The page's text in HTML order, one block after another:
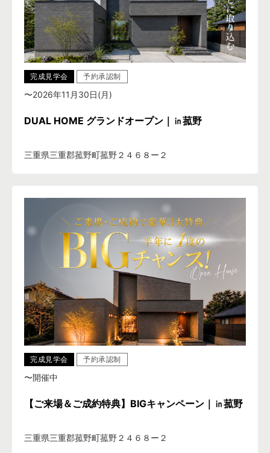
完成見学会 予約承認制
〜2026年11月30日(月)
DUAL HOME グランドオープン｜㏌菰野
三重県三重郡菰野町菰野２４６８ー２
完成見学会 予約承認制
〜開催中
【ご来場＆ご成約特典】BIGキャンペーン｜㏌菰野
三重県三重郡菰野町菰野２４６８ー２